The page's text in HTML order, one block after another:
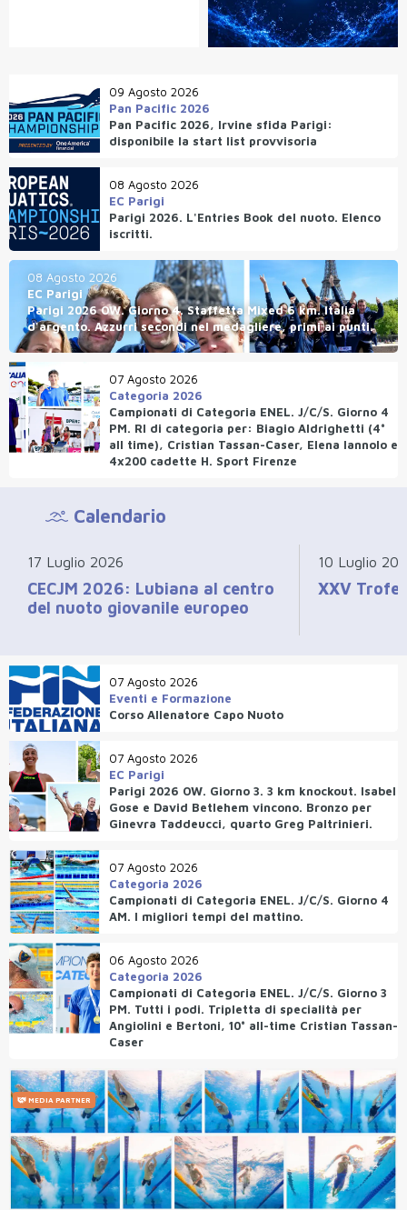
09 Agosto 2026
Pan Pacific 2026
Pan Pacific 2026, Irvine sfida Parigi:
disponibile la start list provvisoria
08 Agosto 2026
EC Parigi
Parigi 2026. L'Entries Book del nuoto. Elenco
iscritti.
08 Agosto 2026
EC Parigi
Parigi 2026 OW. Giorno 4. Staffetta Mixed 6 km. Italia
d'argento. Azzurri secondi nel medagliere, primi ai punti.
07 Agosto 2026
Categoria 2026
Campionati di Categoria ENEL. J/C/S. Giorno 4
PM. RI di categoria per: Biagio Aldrighetti (4°
all time), Cristian Tassan-Caser, Elena Iannolo e
4x200 cadette H. Sport Firenze
Calendario
17 Luglio 2026
CECJM 2026: Lubiana al centro
del nuoto giovanile europeo
10 Luglio
XXV
07 Agosto 2026
Eventi e Formazione
Corso Allenatore Capo Nuoto
07 Agosto 2026
EC Parigi
Parigi 2026 OW. Giorno 3. 3 km knockout. Isabel
Gose e David Betlehem vincono. Bronzo per
Ginevra Taddeucci, quarto Greg Paltrinieri.
07 Agosto 2026
Categoria 2026
Campionati di Categoria ENEL. J/C/S. Giorno 4
AM. I migliori tempi del mattino.
06 Agosto 2026
Categoria 2026
Campionati di Categoria ENEL. J/C/S. Giorno 3
PM. Tutti i podi. Tripletta di specialità per
Angiolini e Bertoni, 10° all-time Cristian Tassan-
Caser
MEDIA PARTNER